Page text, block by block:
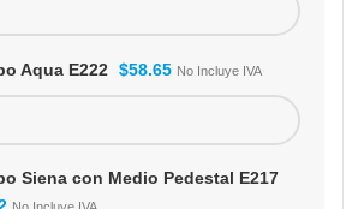
Lavabo
0361
Cierre automático
No Incluye IVA
Aqua E222 $58.65 No Incluye IVA
Siena con Medio Pedestal E217